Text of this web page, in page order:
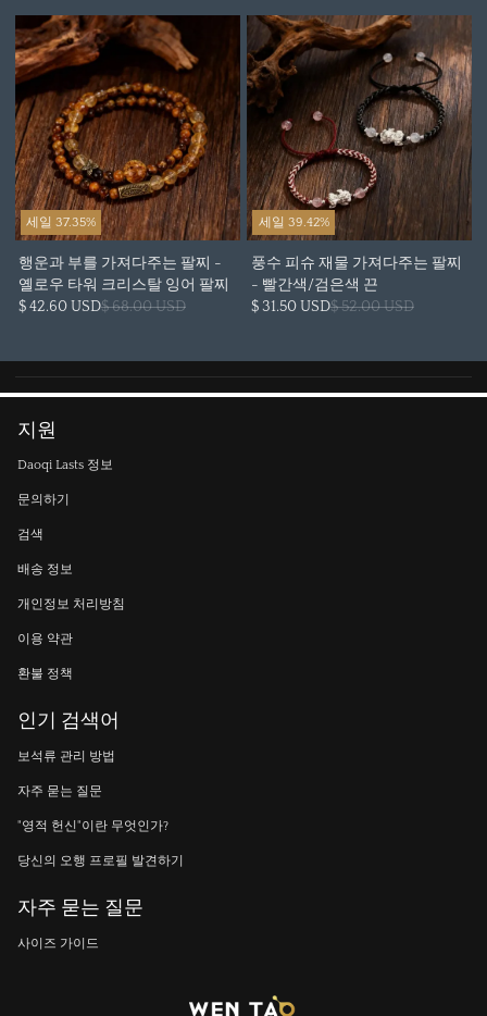
세일 37.35%
행운과 부를 가져다주는 팔찌 -
옐로우 타워 크리스탈 잉어 팔찌
$ 42.60 USD$ 68.00 USD
세일 39.42%
풍수 피슈 재물 가져다주는 팔찌
- 빨간색/검은색 끈
$ 31.50 USD$ 52.00 USD
지원
Daoqi Lasts 정보
문의하기
검색
배송 정보
개인정보 처리방침
이용 약관
환불 정책
인기 검색어
보석류 관리 방법
자주 묻는 질문
"영적 헌신"이란 무엇인가?
당신의 오행 프로필 발견하기
자주 묻는 질문
사이즈 가이드